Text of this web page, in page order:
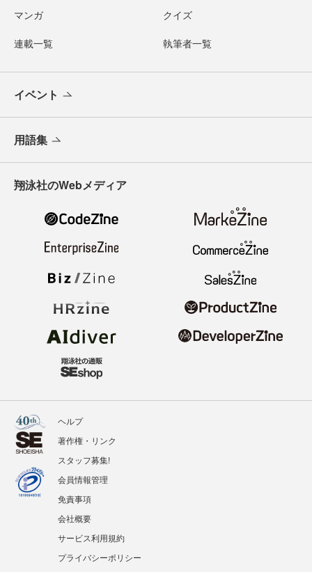
マンガ クイズ
連載一覧 執筆者一覧
イベント
用語集
翔泳社のWebメディア
ヘルプ
著作権・リンク
スタッフ募集!
会員情報管理
免責事項
会社概要
サービス利用規約
プライバシーポリシー